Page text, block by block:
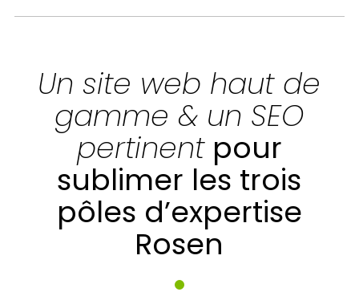
Un site web haut de
gamme & un SEO
pertinentpour
sublimer les trois
pôles d’expertise
Rosen